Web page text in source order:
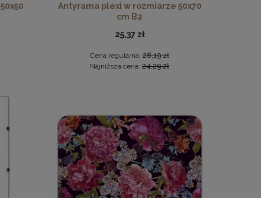
Antyrama plexi w rozmiarze 50x70
cm B2
25,37 zł
Cena regularna: 28,19 zł
Najniższa cena: 24,29 zł